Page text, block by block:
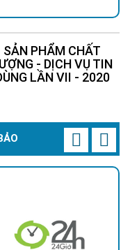
SẢN PHẨM CHẤT
- DỊCH VỤ TIN
LẦN VII - 2020